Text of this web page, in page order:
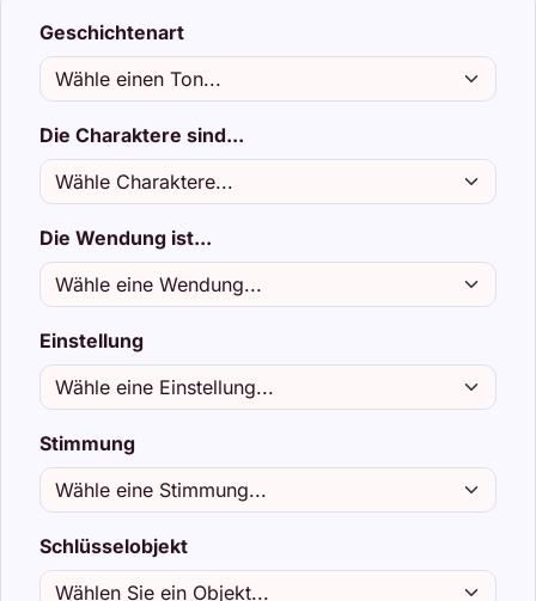
Geschichtenart
Die Charaktere sind...
Die Wendung ist...
Einstellung
Stimmung
Schlüsselobjekt